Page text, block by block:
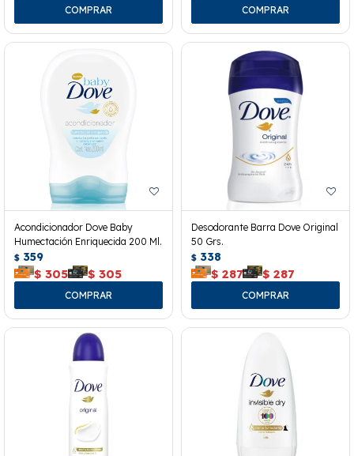
Acondicionador Dove Baby
Humectación Enriquecida 200 Ml.
$ 359
$ 305 $ 305
Desodorante Barra Dove Original
50 Grs.
$ 338
$ 287 $ 287